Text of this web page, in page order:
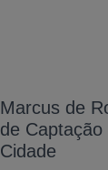
Marcus de
de
Cidade